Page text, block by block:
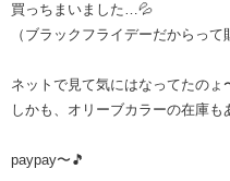
買っちまいました…💦
（ブラックフライデーだからっ
ネットで見て気にはなってたのょ
しかも、オリーブカラーの在庫も
paypay〜🎵